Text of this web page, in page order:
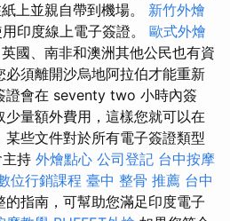
上並親自帶到機場。 新竹外燴
印度線上電子簽證。 歐式外燴
國、南非和澳洲其他公民也有資
須離開沙烏地阿拉伯才能重新
證會在 seventy two 小時內簽
量額外費用，這樣您就可以在
些文件對於所有電子簽證類型
持 外燴點心 公司登記 台中按摩
位行銷課程 臺中 整骨 推薦 台中
的指南，可幫助您滿足印度電子